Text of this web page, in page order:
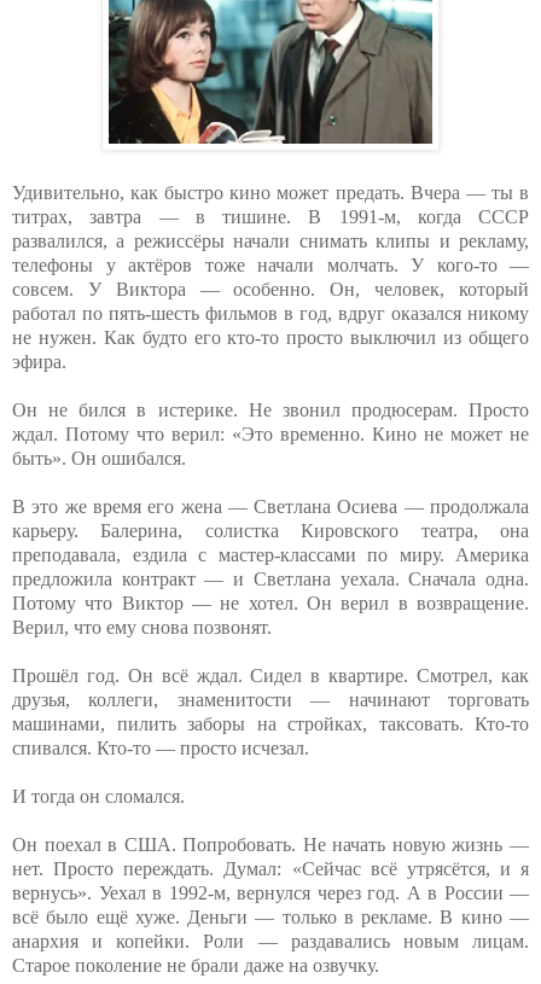
Удивительно, как быстро кино может предать. Вчера — ты в
титрах, завтра — в тишине. В 1991-м, когда СССР
развалился, а режиссёры начали снимать клипы и рекламу,
телефоны у актёров тоже начали молчать. У кого-то —
совсем. У Виктора — особенно. Он, человек, который
работал по пять-шесть фильмов в год, вдруг оказался никому
не нужен. Как будто его кто-то просто выключил из общего
эфира.
Он не бился в истерике. Не звонил продюсерам. Просто
ждал. Потому что верил: «Это временно. Кино не может не
быть». Он ошибался.
В это же время его жена — Светлана Осиева — продолжала
карьеру. Балерина, солистка Кировского театра, она
преподавала, ездила с мастер-классами по миру. Америка
предложила контракт — и Светлана уехала. Сначала одна.
Потому что Виктор — не хотел. Он верил в возвращение.
Верил, что ему снова позвонят.
Прошёл год. Он всё ждал. Сидел в квартире. Смотрел, как
друзья, коллеги, знаменитости — начинают торговать
машинами, пилить заборы на стройках, таксовать. Кто-то
спивался. Кто-то — просто исчезал.
И тогда он сломался.
Он поехал в США. Попробовать. Не начать новую жизнь —
нет. Просто переждать. Думал: «Сейчас всё утрясётся, и я
вернусь». Уехал в 1992-м, вернулся через год. А в России —
всё было ещё хуже. Деньги — только в рекламе. В кино —
анархия и копейки. Роли — раздавались новым лицам.
Старое поколение не брали даже на озвучку.